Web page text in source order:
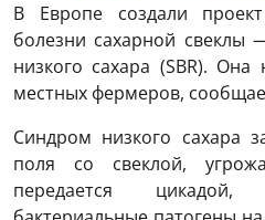
В Европе создали
болезни сахарной
низкого сахара (SBR).
местных фермеров,
Синдром низкого сахара
поля со свеклой,
передается цикадой,